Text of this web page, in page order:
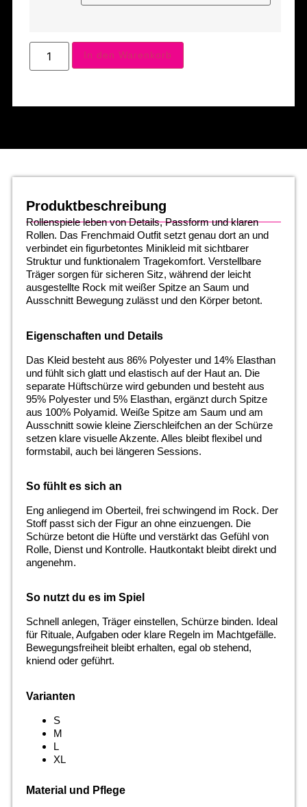
In den Warenkorb
Produktbeschreibung
Rollenspiele leben von Details, Passform und klaren
Rollen. Das Frenchmaid Outfit setzt genau dort an und
verbindet ein figurbetontes Minikleid mit sichtbarer
Struktur und funktionalem Tragekomfort. Verstellbare
Träger sorgen für sicheren Sitz, während der leicht
ausgestellte Rock mit weißer Spitze an Saum und
Ausschnitt Bewegung zulässt und den Körper betont.
Eigenschaften und Details
Das Kleid besteht aus 86% Polyester und 14% Elasthan
und fühlt sich glatt und elastisch auf der Haut an. Die
separate Hüftschürze wird gebunden und besteht aus
95% Polyester und 5% Elasthan, ergänzt durch Spitze
aus 100% Polyamid. Weiße Spitze am Saum und am
Ausschnitt sowie kleine Zierschleifchen an der Schürze
setzen klare visuelle Akzente. Alles bleibt flexibel und
formstabil, auch bei längeren Sessions.
So fühlt es sich an
Eng anliegend im Oberteil, frei schwingend im Rock. Der
Stoff passt sich der Figur an ohne einzuengen. Die
Schürze betont die Hüfte und verstärkt das Gefühl von
Rolle, Dienst und Kontrolle. Hautkontakt bleibt direkt und
angenehm.
So nutzt du es im Spiel
Schnell anlegen, Träger einstellen, Schürze binden. Ideal
für Rituale, Aufgaben oder klare Regeln im Machtgefälle.
Bewegungsfreiheit bleibt erhalten, egal ob stehend,
kniend oder geführt.
Varianten
S
M
L
XL
Material und Pflege